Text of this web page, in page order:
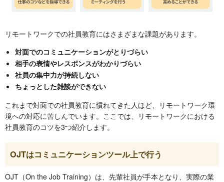
リモートワークでの社員教育にはさまざまな課題があります。
対面でのコミュニケーションがとりづらい
相手の表情やレスポンスがわかりづらい
社員の集中力が持続しない
ちょっとした雑談ができない
これまで対面での社員教育に慣れてきた人ほど、リモートワーク環
境への対応に苦しんでいます。ここでは、リモートワークにおける
社員教育のコツを3つ紹介します。
OJTはコミュニケーションツール上で行う
OJT（On the Job Training）は、先輩社員が手本となり、実際の業